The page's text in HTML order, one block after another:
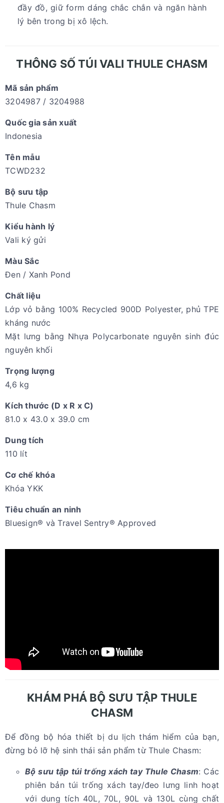
đầy đồ, giữ form dáng chắc chắn và ngăn hành
lý bên trong bị xô lệch.
THÔNG SỐ TÚI VALI THULE CHASM
Mã sản phẩm
3204987 / 3204988
Quốc gia sản xuất
Indonesia
Tên mẫu
TCWD232
Bộ sưu tập
Thule Chasm
Kiểu hành lý
Vali ký gửi
Màu Sắc
Đen / Xanh Pond
Chất liệu
Lớp vỏ bằng 100% Recycled 900D Polyester, phủ TPE
kháng nước
Mặt lưng bằng Nhựa Polycarbonate nguyên sinh đúc
nguyên khối
Trọng lượng
4,6 kg
Kích thước (D x R x C)
81.0 x 43.0 x 39.0 cm
Dung tích
110 lít
Cơ chế khóa
Khóa YKK
Tiêu chuẩn an ninh
Bluesign® và Travel Sentry® Approved
KHÁM PHÁ BỘ SƯU TẬP THULE
CHASM
Để đồng bộ hóa thiết bị du lịch thám hiểm của bạn,
đừng bỏ lỡ hệ sinh thái sản phẩm từ Thule Chasm:
Bộ sưu tập túi trống xách tay Thule Chasm: Các
phiên bản túi trống xách tay/đeo lưng linh hoạt
với dung tích 40L, 70L, 90L và 130L cùng chất